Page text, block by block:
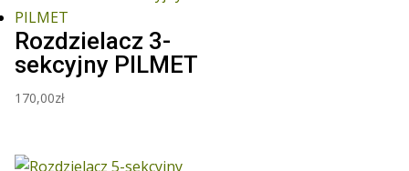
Rozdzielacz 3-
sekcyjny PILMET
170,00zł